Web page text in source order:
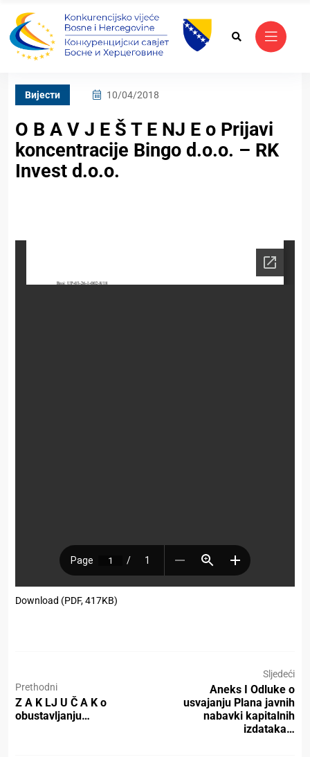
Вијести 10/04/2018
O B A V J E Š T E NJ E o Prijavi
koncentracije Bingo d.o.o. – RK
Invest d.o.o.
Download (PDF, 417KB)
Prethodni
Z A K LJ U Č A K o
obustavljanju…
Sljedeći
Aneks I Odluke o
usvajanju Plana javnih
nabavki kapitalnih
izdataka…